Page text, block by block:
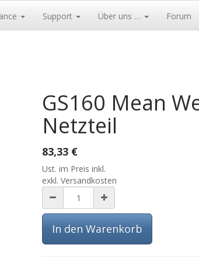
Support Über uns … Forum
GS160 Mean
Netzteil
83,33 €
Ust. im Preis inkl.
exkl. Versandkosten
In den Warenkorb